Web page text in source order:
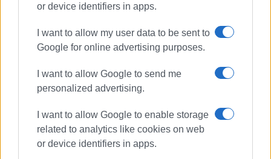
or device identifiers in apps.
I want to allow my user data to be sent to
Google for online advertising purposes.
I want to allow Google to send me
personalized advertising.
I want to allow Google to enable storage
related to analytics like cookies on web
or device identifiers in apps.